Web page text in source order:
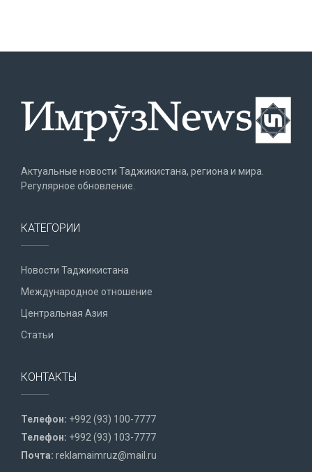
Актуальные новости Таджикистана, региона и мира.
Регулярное обновление.
КАТЕГОРИИ
Новости Таджикистана
Международное отношение
Центральная Азия
Статьи
КОНТАКТЫ
Телефон: +992 (93) 100-7777
Телефон: +992 (93) 103-7777
Почта: reklamaimruz@mail.ru